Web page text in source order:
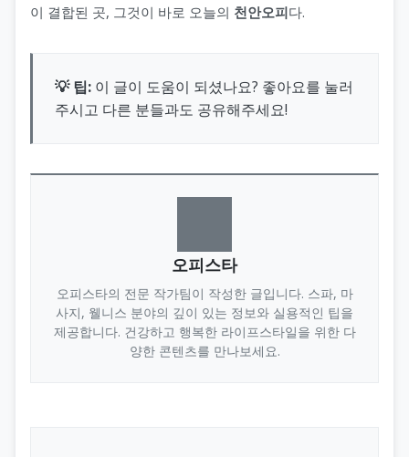
이 결합된 곳, 그것이 바로 오늘의 천안오피다.
💡 팁: 이 글이 도움이 되셨나요? 좋아요를 눌러
주시고 다른 분들과도 공유해주세요!
오피스타
오피스타의 전문 작가팀이 작성한 글입니다. 스파, 마
사지, 웰니스 분야의 깊이 있는 정보와 실용적인 팁을
제공합니다. 건강하고 행복한 라이프스타일을 위한 다
양한 콘텐츠를 만나보세요.